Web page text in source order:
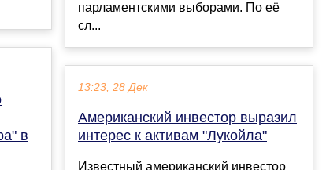
в
парламентскими выборами. По её
сл...
13:23, 28 Дек
Американский инвестор выразил
интерес к активам "Лукойла"
Известный американский инвестор